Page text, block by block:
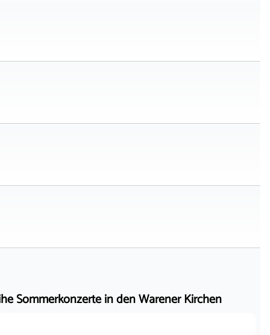
Sommerkonzerte in den Warener Kirchen